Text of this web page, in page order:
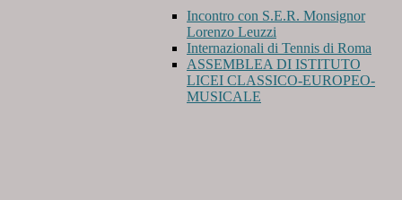
Incontro con S.E.R. Monsignor
Lorenzo Leuzzi
Internazionali di Tennis di Roma
ASSEMBLEA DI ISTITUTO
LICEI CLASSICO-EUROPEO-
MUSICALE